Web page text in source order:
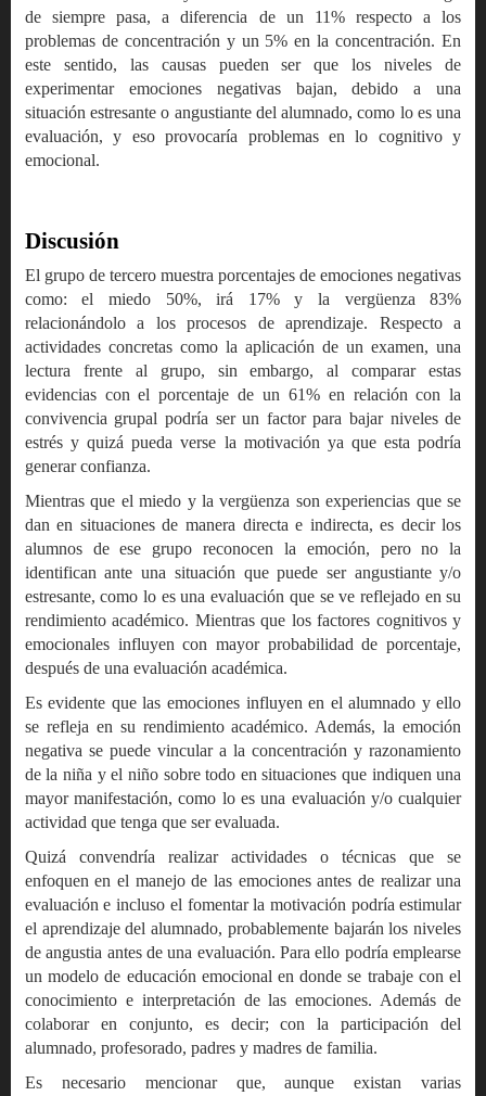
de siempre pasa, a diferencia de un 11% respecto a los
problemas de concentración y un 5% en la concentración. En
este sentido, las causas pueden ser que los niveles de
experimentar emociones negativas bajan, debido a una
situación estresante o angustiante del alumnado, como lo es una
evaluación, y eso provocaría problemas en lo cognitivo y
emocional.
Discusión
El grupo de tercero muestra porcentajes de emociones negativas
como: el miedo 50%, irá 17% y la vergüenza 83%
relacionándolo a los procesos de aprendizaje. Respecto a
actividades concretas como la aplicación de un examen, una
lectura frente al grupo, sin embargo, al comparar estas
evidencias con el porcentaje de un 61% en relación con la
convivencia grupal podría ser un factor para bajar niveles de
estrés y quizá pueda verse la motivación ya que esta podría
generar confianza.
Mientras que el miedo y la vergüenza son experiencias que se
dan en situaciones de manera directa e indirecta, es decir los
alumnos de ese grupo reconocen la emoción, pero no la
identifican ante una situación que puede ser angustiante y/o
estresante, como lo es una evaluación que se ve reflejado en su
rendimiento académico. Mientras que los factores cognitivos y
emocionales influyen con mayor probabilidad de porcentaje,
después de una evaluación académica.
Es evidente que las emociones influyen en el alumnado y ello
se refleja en su rendimiento académico. Además, la emoción
negativa se puede vincular a la concentración y razonamiento
de la niña y el niño sobre todo en situaciones que indiquen una
mayor manifestación, como lo es una evaluación y/o cualquier
actividad que tenga que ser evaluada.
Quizá convendría realizar actividades o técnicas que se
enfoquen en el manejo de las emociones antes de realizar una
evaluación e incluso el fomentar la motivación podría estimular
el aprendizaje del alumnado, probablemente bajarán los niveles
de angustia antes de una evaluación. Para ello podría emplearse
un modelo de educación emocional en donde se trabaje con el
conocimiento e interpretación de las emociones. Además de
colaborar en conjunto, es decir; con la participación del
alumnado, profesorado, padres y madres de familia.
Es necesario mencionar que, aunque existan varias